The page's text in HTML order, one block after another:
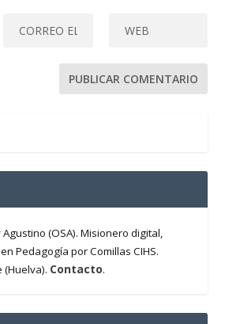
(OSA). Misionero digital,
Pedagogía por Comillas CIHS.
(Huelva). Contacto.